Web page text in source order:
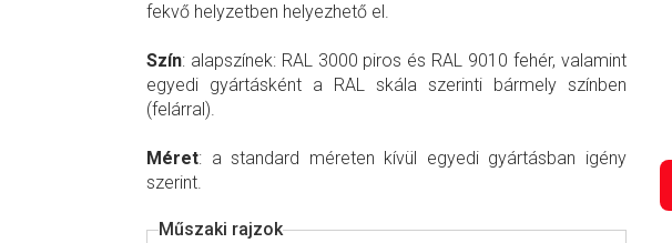
fekvő helyzetben helyezhető el.
Szín: alapszínek: RAL 3000 piros és RAL 9010 fehér, valamint
egyedi gyártásként a RAL skála szerinti bármely színben
(felárral).
Méret: a standard méreten kívül egyedi gyártásban igény
szerint.
Műszaki rajzok